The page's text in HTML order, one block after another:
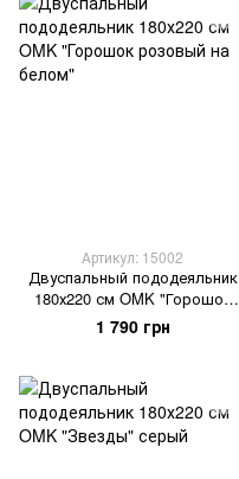
Артикул: 15002
Двуспальный пододеяльник
180х220 см OMK "Горошок
розовый на белом"
1 790 грн